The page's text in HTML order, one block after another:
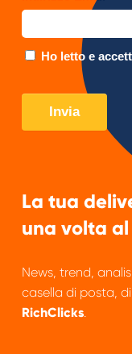
La tua
una volta
News, trend,
casella di posta,
RichClicks.